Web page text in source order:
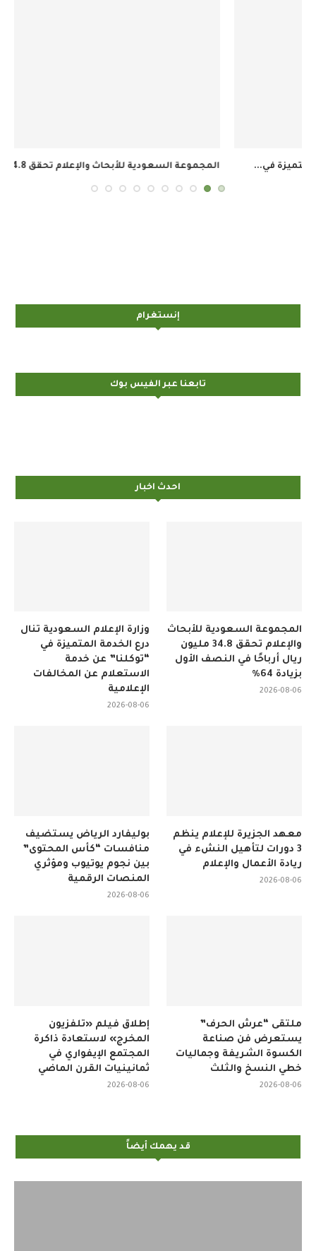
المجموعة السعودية للأبحاث والإعلام تحقق 34.8 مليون ريال...
إنستغرام
تابعنا عبر الفيس بوك
احدث اخبار
وزارة الإعلام السعودية تنال
درع الخدمة المتميزة في
“توكلنا” عن خدمة
الاستعلام عن المخالفات
الإعلامية
2026-08-06
المجموعة السعودية للأبحاث
والإعلام تحقق 34.8 مليون
ريال أرباحًا في النصف الأول
بزيادة 64%
2026-08-06
بوليفارد الرياض يستضيف
منافسات “كأس المحتوى”
بين نجوم يوتيوب ومؤثري
المنصات الرقمية
2026-08-06
معهد الجزيرة للإعلام ينظم
3 دورات لتأهيل النشء في
ريادة الأعمال والإعلام
2026-08-06
إطلاق فيلم «تلفزيون
المخرج» لاستعادة ذاكرة
المجتمع الإيفواري في
ثمانينيات القرن الماضي
2026-08-06
ملتقى “عرش الحرف”
يستعرض فن صناعة
الكسوة الشريفة وجماليات
خطي النسخ والثلث
2026-08-06
قد يهمك أيضاً